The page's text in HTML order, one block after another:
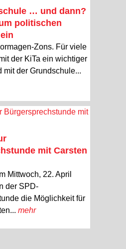
… und dann?
politischen
Zons. Für viele
der KiTa ein wichtiger
mit der Grundschule...
mit Carsten
Mittwoch, 22. April
der SPD-
die Möglichkeit für
mehr